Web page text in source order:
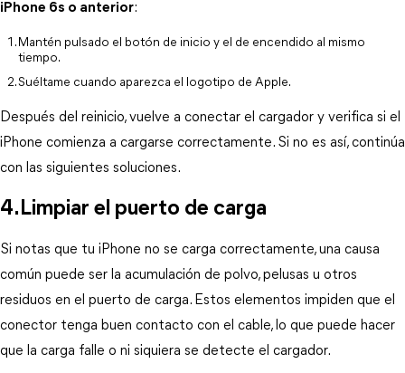
iPhone 6s o anterior:
Mantén pulsado el botón de inicio y el de encendido al mismo
tiempo.
Suéltame cuando aparezca el logotipo de Apple.
Después del reinicio, vuelve a conectar el cargador y verifica si el
iPhone comienza a cargarse correctamente. Si no es así, continúa
con las siguientes soluciones.
4.Limpiar el puerto de carga
Si notas que tu iPhone no se carga correctamente, una causa
común puede ser la acumulación de polvo, pelusas u otros
residuos en el puerto de carga. Estos elementos impiden que el
conector tenga buen contacto con el cable, lo que puede hacer
que la carga falle o ni siquiera se detecte el cargador.